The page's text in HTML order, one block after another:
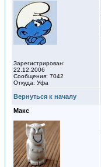
Зарегистрирован:
22.12.2006
Сообщения: 7042
Откуда: Уфа
Вернуться к началу
Макс